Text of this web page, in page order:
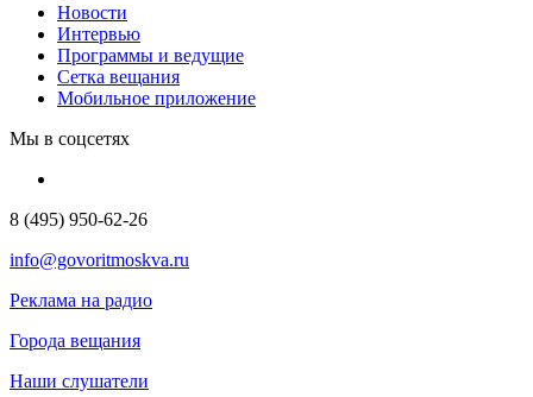
Новости
Интервью
Программы и ведущие
Сетка вещания
Мобильное приложение
Мы в соцсетях
8 (495) 950-62-26
info@govoritmoskva.ru
Реклама на радио
Города вещания
Наши слушатели